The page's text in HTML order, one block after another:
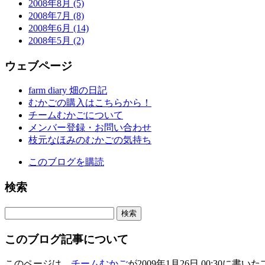
2008年8月 (5)
2008年7月 (8)
2008年6月 (14)
2008年5月 (2)
ウェブページ
farm diary 畑の日記
むかごの購入はこちらから！
チームむかごについて
メンバー登録・お問い合わせ
枝元なほみのむかごの気持ち
このブログを購読
検索
このブログ記事について